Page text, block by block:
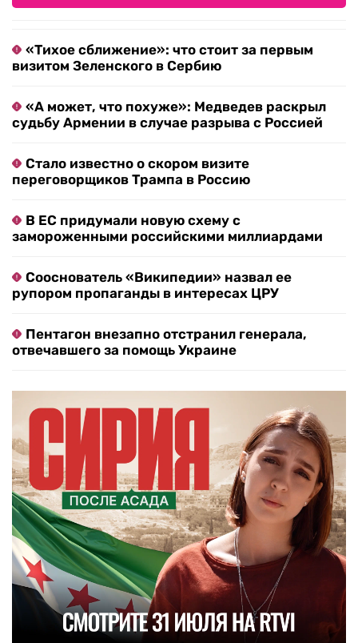
«Тихое сближение»: что стоит за первым
визитом Зеленского в Сербию
«А может, что похуже»: Медведев раскрыл
судьбу Армении в случае разрыва с Россией
Стало известно о скором визите
переговорщиков Трампа в Россию
В ЕС придумали новую схему с
замороженными российскими миллиардами
Сооснователь «Википедии» назвал ее
рупором пропаганды в интересах ЦРУ
Пентагон внезапно отстранил генерала,
отвечавшего за помощь Украине